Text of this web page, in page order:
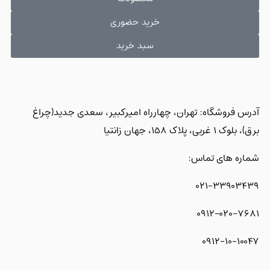
خرید حضوری
سبد خرید
آدرس فروشگاه: تهران، چهارراه امیرکبیر، سعدی جدید(چراغ
برق)، بلوک 1 غربی، پلاک 158، جهان زانتیا
شماره های تماس:
021-33903439
0912-020-7681
0912-10-10047